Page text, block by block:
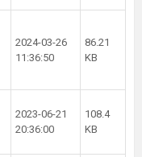
2024-03-26
11:36:50
86.21
KB
2023-06-21
20:36:00
108.4
KB